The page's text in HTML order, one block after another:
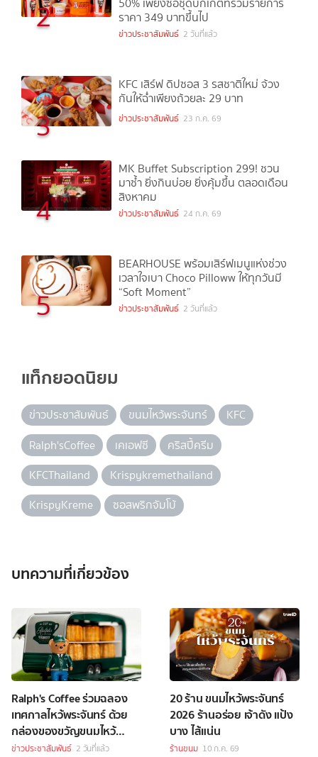
2
ราคา 349 บาทขึ้นไป
ข่าวประชาสัมพันธ์ 2 วันที่แล้ว
3
KFC เสิร์ฟ ดิปซอส 3 รสชาติใหม่ จ้วง
กันให้ฉ่ำเพียงถ้วยละ 29 บาท
ข่าวประชาสัมพันธ์ 23 ก.ค. 69
4
MK Buffet Subscription 299! ชวน
มาซ้ำ ยิ่งกินบ่อย ยิ่งคุ้มขึ้น ตลอดเดือน
สิงหาคม
ข่าวประชาสัมพันธ์ 24 ก.ค. 69
5
BEARHOUSE พร้อมเสิร์ฟเมนูแห่งช่วง
เวลาใจเบา Choco Pilloww ให้ทุกวันมี
“Soft Moment”
ข่าวประชาสัมพันธ์ 2 วันที่แล้ว
แท็กยอดนิยม
ข่าวประชาสัมพันธ์ ขนมไหว้พระจันทร์
KFC
Ralph'sCoffee
เคเอฟซี
คริสปี้ครีม
KFCThailand
Krispykremethailand
KrispyKreme
ซอสพริกจัมโบ้
บทความที่เกี่ยวข้อง
Ralph's Coffee ร่วมฉลอง
เทศกาลไหว้พระจันทร์ ด้วย
กล่องของขวัญขนมไหว้
พระจันทร์สุดพิเศษ
ข่าวประชาสัมพันธ์ 2 วันที่แล้ว
20 ร้าน ขนมไหว้พระจันทร์
2026 ร้านอร่อย เจ้าดัง แป้ง
บาง ไส้แน่น
ร้านขนม 10 ก.ค. 69